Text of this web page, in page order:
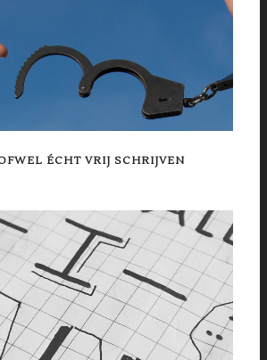
ÉCHT VRIJ SCHRIJVEN